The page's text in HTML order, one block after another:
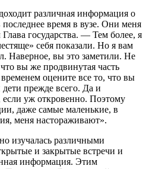
различная информация о
время в вузе. Они меня
государства. — Тем более, я
себя показали. Но я вам
Наверное, вы это заметили. Не
вы же продвинутая часть
оцените все то, что вы
прежде всего. Да и
если уж откровенно. Поэтому
даже самые маленькие, в
меня настораживают».
изучалась различными
и закрытые встречи и
информация. Этим